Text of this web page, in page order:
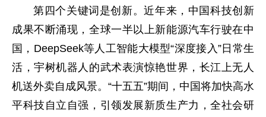
第四个关键词是创新。近年来，中国科技创新
成果不断涌现，全球一半以上新能源汽车行驶在中
国，DeepSeek等人工智能大模型“深度接入”日常生
活，宇树机器人的武术表演惊艳世界，长江上无人
机送外卖自成风景。“十五五”期间，中国将加快高水
平科技自立自强，引领发展新质生产力，全社会研